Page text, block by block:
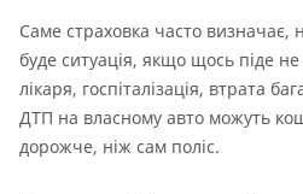
Саме страховка часто визначає,
буде ситуація, якщо щось піде
лікаря, госпіталізація, втрата
ДТП на власному авто можуть
дорожче, ніж сам поліс.